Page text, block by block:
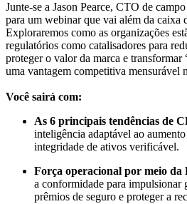
Junte-se a Jason Pearce, CTO de
para um webinar que vai além da caixa
Exploraremos como as organizações
regulatórios como catalisadores para
proteger o valor da marca e transformar
uma vantagem competitiva mensurável
Você sairá com:
As 6 principais tendências de
inteligência adaptável ao
integridade de ativos verificável.
Força operacional por meio da
a conformidade para impulsionar
prêmios de seguro e proteger a